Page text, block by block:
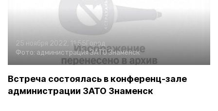
25 ноября 2022, 11:55Город
Фото: администрация ЗАТО Знаменск
Встреча состоялась в конференц-зале
администрации ЗАТО Знаменск